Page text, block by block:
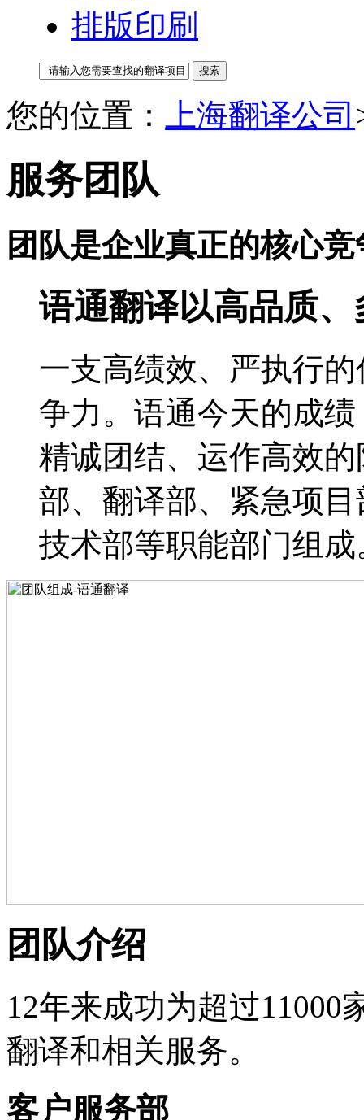
排版印刷
您的位置： 上海翻译公司
服务团队
团队是企业真正的核心竞
语通翻译以高品质
一支高绩效、严执行
争力。语通今天的成
精诚团结、运作高效
部、翻译部、紧急项
技术部等职能部门组成
团队介绍
12年来成功为超过11000
翻译和相关服务。
客户服务部